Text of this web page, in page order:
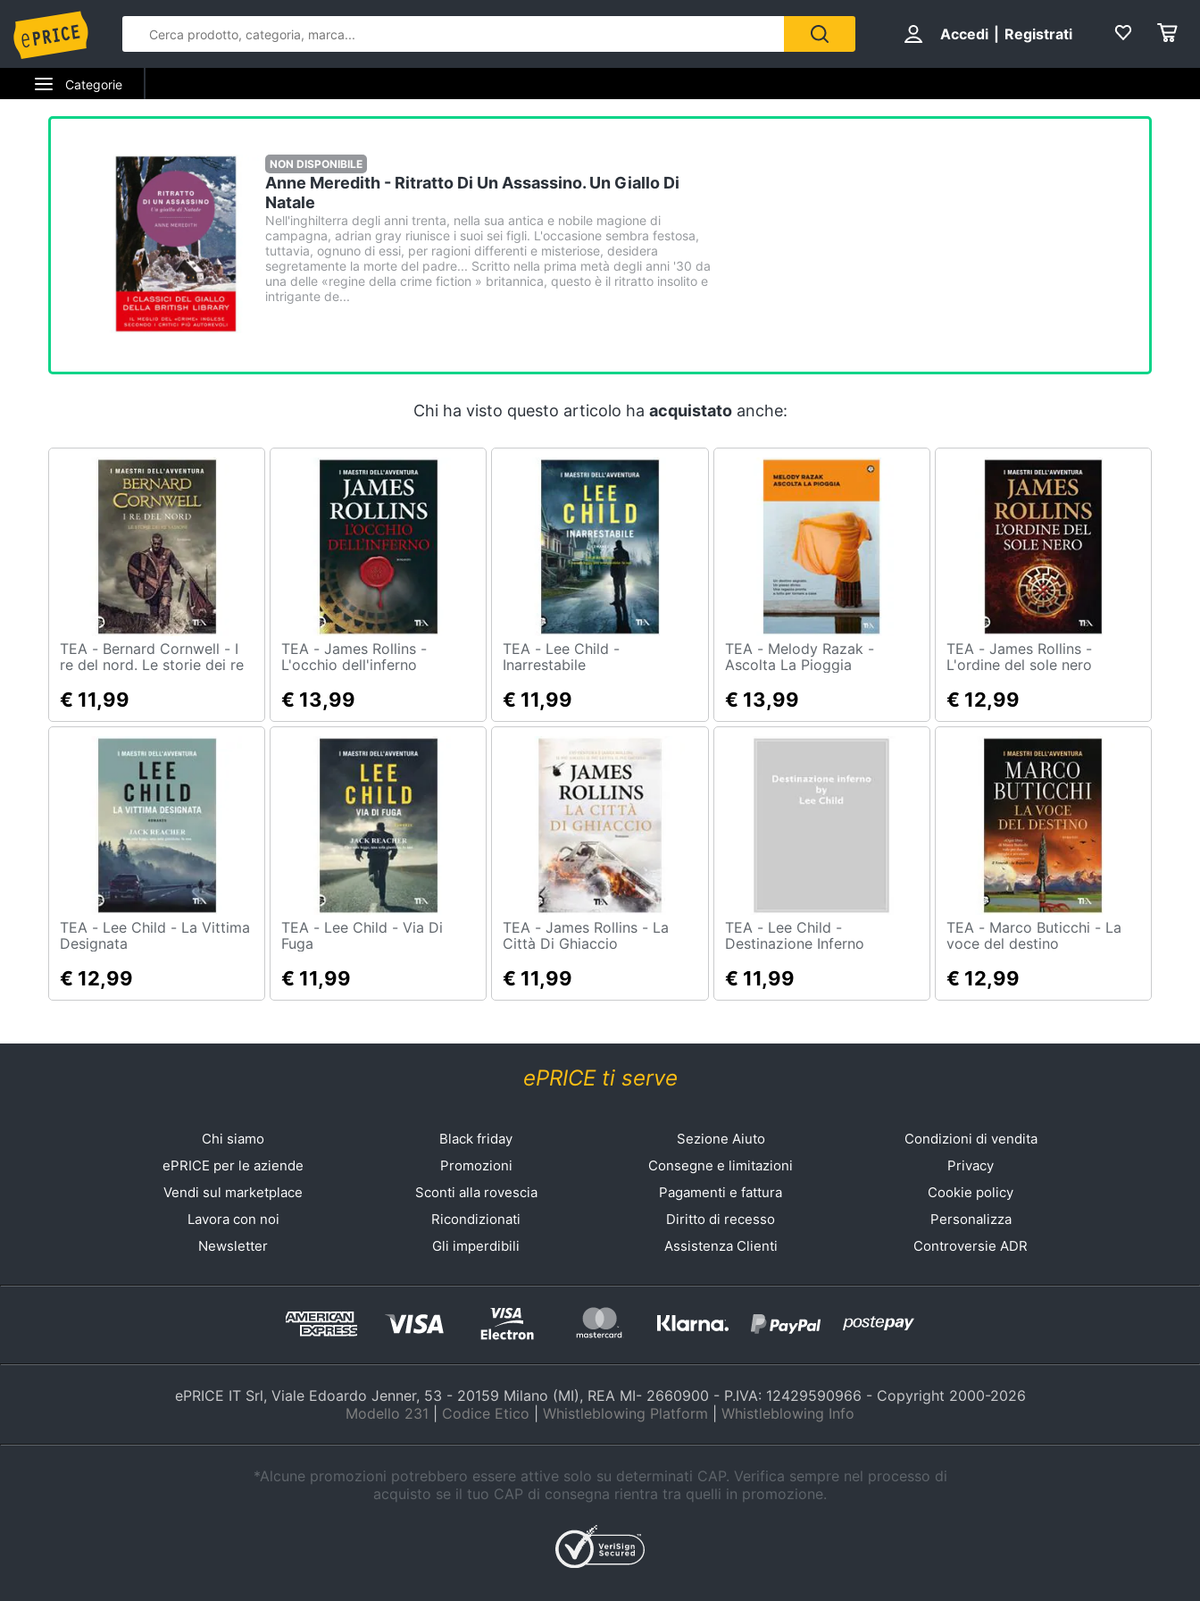
Accedi Registrati
Categorie
NON DISPONIBILE
Anne Meredith - Ritratto Di Un Assassino. Un Giallo Di
Natale
Nell'inghilterra degli anni trenta, nella sua antica e nobile magione di
campagna, adrian gray riunisce i suoi sei figli. L'occasione sembra festosa,
tuttavia, ognuno di essi, per ragioni differenti e misteriose, desidera
segretamente la morte del padre... Scritto nella prima metà degli anni '30 da
una delle «regine della crime fiction » britannica, questo è il ritratto insolito e
intrigante de...
Chi ha visto questo articolo ha acquistatoanche:
TEA - Bernard Cornwell - I
re del nord. Le storie dei re
€ 11,99
TEA - James Rollins -
L'occhio dell'inferno
€ 13,99
TEA - Lee Child -
Inarrestabile
€ 11,99
TEA - Melody Razak -
Ascolta La Pioggia
€ 13,99
TEA - James Rollins -
L'ordine del sole nero
€ 12,99
TEA - Lee Child - La Vittima
Designata
€ 12,99
TEA - Lee Child - Via Di
Fuga
€ 11,99
TEA - James Rollins - La
Città Di Ghiaccio
€ 11,99
TEA - Lee Child -
Destinazione Inferno
€ 11,99
TEA - Marco Buticchi - La
voce del destino
€ 12,99
ePRICE ti serve
Chi siamo
ePRICE per le aziende
Vendi sul marketplace
Lavora con noi
Newsletter
Black friday
Promozioni
Sconti alla rovescia
Ricondizionati
Gli imperdibili
Sezione Aiuto
Consegne e limitazioni
Pagamenti e fattura
Diritto di recesso
Assistenza Clienti
Condizioni di vendita
Privacy
Cookie policy
Personalizza
Controversie ADR
ePRICE IT Srl, Viale Edoardo Jenner, 53 - 20159 Milano (MI), REA MI- 2660900 - P.IVA: 12429590966 - Copyright 2000-2026
Modello 231
Codice Etico Whistleblowing Platform Whistleblowing Info
*Alcune promozioni potrebbero essere attive solo su determinati CAP. Verifica sempre nel processo di
acquisto se il tuo CAP di consegna rientra tra quelli in promozione.